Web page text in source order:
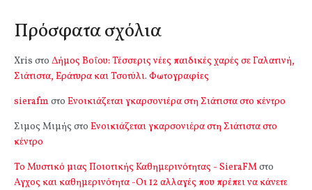
Πρόσφατα σχόλια
Xris στο Δήμος Βοΐου: Τέσσερις νέες παιδικές χαρές σε Γαλατινή,
Σιάτιστα, Εράτυρα και Τσοτύλι. Φωτογραφίες
sierafm στο Ενοικιάζεται γκαρσονιέρα στη Σιάτιστα στο κέντρο
Σιμος Μιμής στο Ενοικιάζεται γκαρσονιέρα στη Σιάτιστα στο
κέντρο
Το Μυστικό μιας Ποιοτικής Καθημερινότητας - SieraFMστο
Αγχος και καθημερινότητα -Οι 12 αλλαγές που πρέπει να κάνετε